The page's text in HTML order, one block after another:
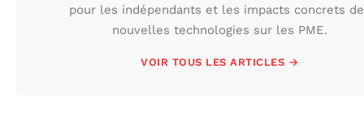
pour les indépendants et les impacts concrets
nouvelles technologies sur les PME.
VOIR TOUS LES ARTICLES →